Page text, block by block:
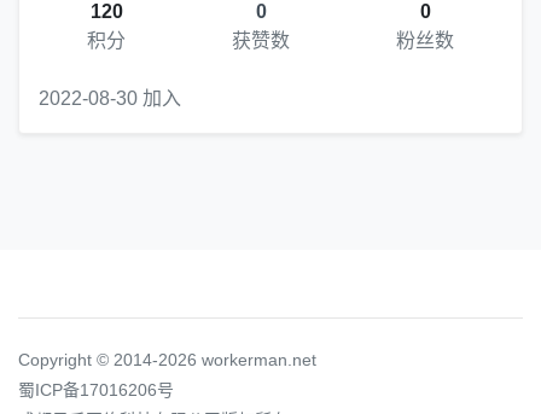
120
积分
0
获赞数
0
粉丝数
2022-08-30 加入
Copyright © 2014-2026 workerman.net
蜀ICP备17016206号